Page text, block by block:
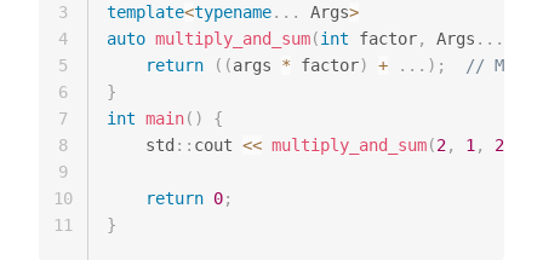
template<typename. . . Args>
auto multiply_and_sum(int factor, Args . . .
return
( (args * factor) + . . . ) ;
//
}
int main( )
{
    std
:: cout << multiply_and_sum(2, 1 , 2
return 0;
}
3
4
5
6
7
8
9
10
11